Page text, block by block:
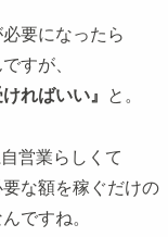
要になったら
すが、
ればいい』 と。
営業らしくて
な額を稼ぐだけの
ですね。